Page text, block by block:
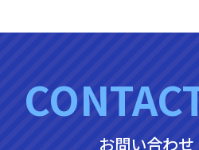
お問い合わせ